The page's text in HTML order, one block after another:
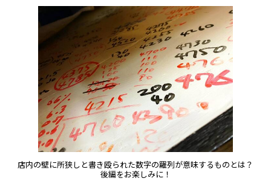
店内の壁に所狭しと書き殴られた数字の羅列が意味するものとは？
後編をお楽しみに！